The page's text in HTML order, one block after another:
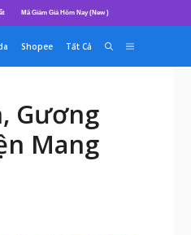
Mã Giảm Giá Hôm Nay (New )
Shopee Tất Cả
Gương
Mang